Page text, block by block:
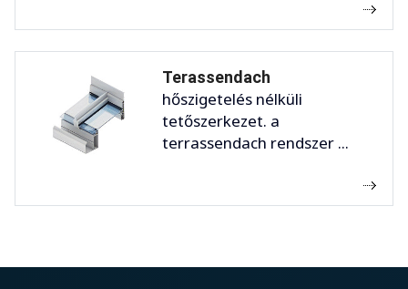
Terassendach
hőszigetelés nélküli
tetőszerkezet. a
terrassendach rendszer ...